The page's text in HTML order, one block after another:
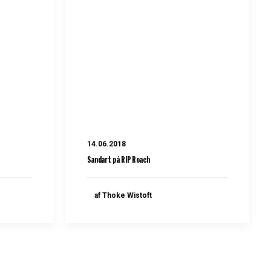
14.06.2018
Sandart på RIP Roach
af Thoke Wistoft